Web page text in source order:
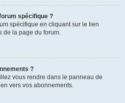
spécifique ?
spécifique en cliquant sur le lien
de la page du forum.
?
vous rendre dans le panneau de
vers vos abonnements.